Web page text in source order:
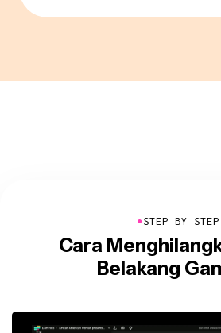
●STEP BY STEP
Cara
Belakang